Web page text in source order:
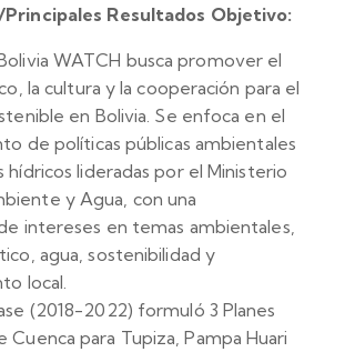
Resultados Objetivo:
WATCH busca promover el
la cultura y la cooperación para el
en Bolivia. Se enfoca en el
de políticas públicas ambientales
hídricos lideradas por el Ministerio
y Agua, con una
intereses en temas ambientales,
agua, sostenibilidad y
local.
(2018-2022) formuló 3 Planes
para Tupiza, Pampa Huari